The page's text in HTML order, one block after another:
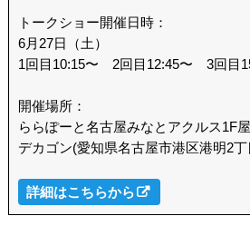
トークショー開催日時：
6月27日（土）
1回目10:15〜 2回目12:45〜 3回目
開催場所：
ららぽーと名古屋みなとアクルス1F
デカゴン(愛知県名古屋市港区港明2
詳細はこちらから